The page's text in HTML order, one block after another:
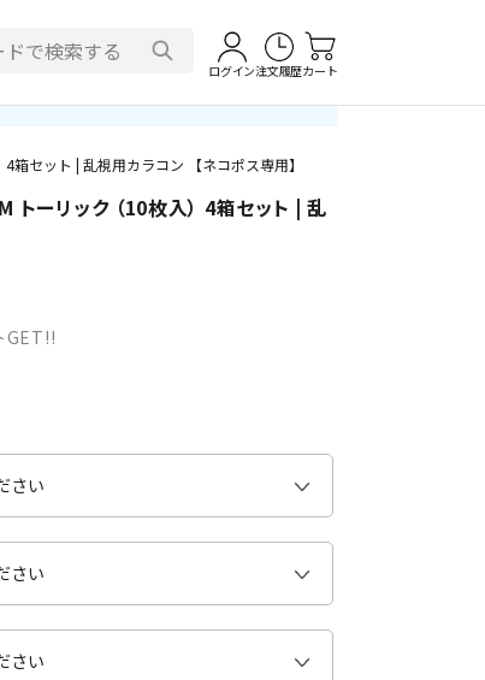
ログイン注文履歴カート
箱セット | 乱視用カラコン 【ネコポス専用】
トーリック （10枚入） 4箱セット | 乱
GET!!